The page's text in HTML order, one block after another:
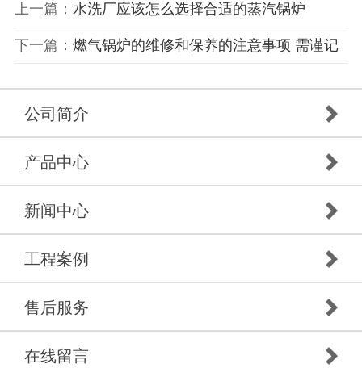
上一篇： 水洗厂应该怎么选择合适的蒸汽锅炉
下一篇： 燃气锅炉的维修和保养的注意事项 需谨记
公司简介
产品中心
新闻中心
工程案例
售后服务
在线留言